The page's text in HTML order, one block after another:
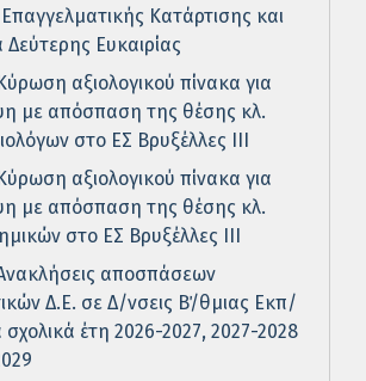
Κατάρτισης και
Δεύτερης Ευκαιρίας
αξιολογικού πίνακα για
με απόσπαση της θέσης κλ.
στο ΕΣ Βρυξέλλες ΙΙΙ
αξιολογικού πίνακα για
με απόσπαση της θέσης κλ.
στο ΕΣ Βρυξέλλες ΙΙΙ
αποσπάσεων
Δ.Ε. σε Δ/νσεις Β΄/θμιας Εκπ/
σχολικά έτη 2026-2027, 2027-2028